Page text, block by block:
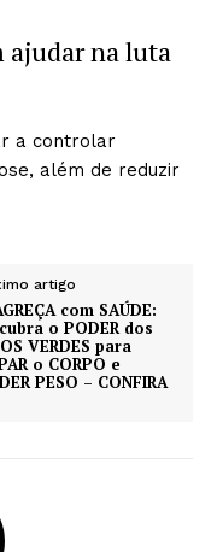
ajudar na luta
a controlar
além de reduzir
artigo
com SAÚDE:
o PODER dos
VERDES para
o CORPO e
PESO – CONFIRA